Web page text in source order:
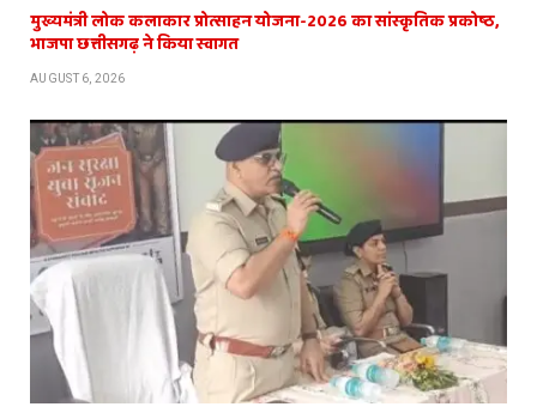
मुख्यमंत्री लोक कलाकार प्रोत्साहन योजना-2026 का सांस्कृतिक प्रकोष्ठ,
भाजपा छत्तीसगढ़ ने किया स्वागत
AUGUST 6, 2026